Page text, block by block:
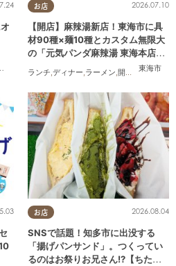
市
大府市 知多市, 美浜町, 南知多町
お店
東海市
2026.07.10
【開店】麻辣湯新店！東海市に具
材90種×麺10種とカスタム無限大
の「元気パンダ麻辣湯 東海本店」
ランチ,ディナー,ラーメン,開店 夫婦,カッ
お店 2026.08.04
SNSで話題！知多市に出没する
「揚げパンサンド」。つくってい
るのはお祭りお兄さん!?【ちたま